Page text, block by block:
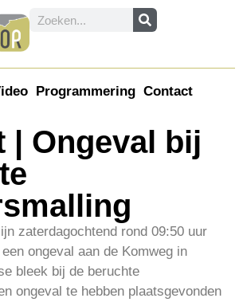
Programmering Contact
| Ongeval bij
zaterdagochtend rond 09:50 uur
ongeval aan de Komweg in
bleek bij de beruchte
ongeval te hebben plaatsgevonden